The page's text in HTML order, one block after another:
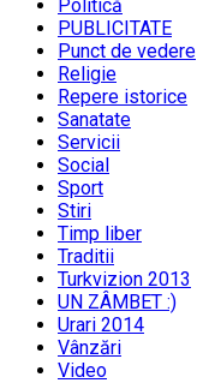
Politică
PUBLICITATE
Punct de vedere
Religie
Repere istorice
Sanatate
Servicii
Social
Sport
Stiri
Timp liber
Traditii
Turkvizion 2013
UN ZÂMBET :)
Urari 2014
Vânzări
Video